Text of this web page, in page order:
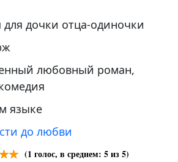
для дочки отца-одиночки
любовный роман,
языке
до любви
(1 голос, в среднем: 5из 5)